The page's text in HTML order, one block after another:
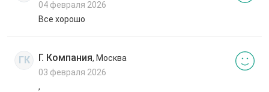
04 февраля 2026
Все хорошо
ГК Г. Компания, Москва
03 февраля 2026
,